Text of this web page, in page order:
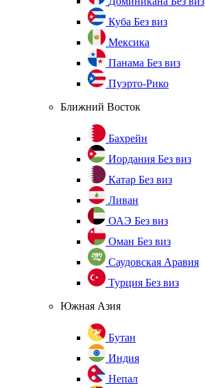
Куба Без виз
Мексика
Панама Без виз
Пуэрто-Рико
Ближний Восток
Бахрейн
Иордания Без виз
Катар Без виз
Ливан
ОАЭ Без виз
Оман Без виз
Саудовская Аравия
Турция Без виз
Южная Азия
Бутан
Индия
Непал